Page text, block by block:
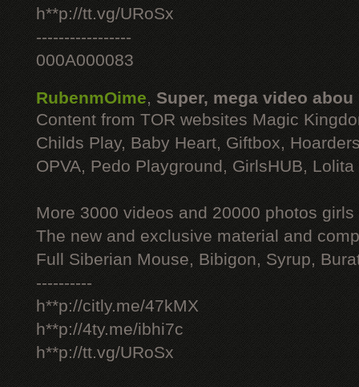
h**p://tt.vg/URoSx
-----------------
000A000083
RubenmOime, Super, mega video abou
Content from TOR websites Magic
Childs Play, Baby Heart, Giftbox,
OPVA, Pedo Playground, GirlsHUB, Lolita
More 3000 videos and 20000 photos
The new and exclusive material and
Full Siberian Mouse, Bibigon, Syrup,
----------
h**p://citly.me/47kMX
h**p://4ty.me/ibhi7c
h**p://tt.vg/URoSx